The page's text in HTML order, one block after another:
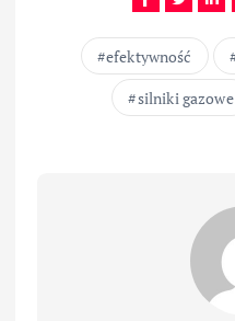
efektywność
silniki gazowe